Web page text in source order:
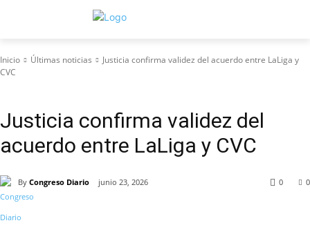
Inicio Últimas noticias
Justicia confirma validez del acuerdo entre LaLiga y
CVC
Justicia confirma validez del
acuerdo entre LaLiga y CVC
By Congreso Diario junio 23, 2026 0
0